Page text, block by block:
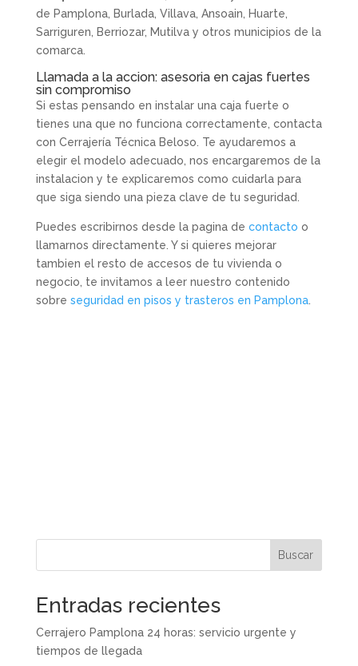
de Pamplona, Burlada, Villava, Ansoain, Huarte,
Sarriguren, Berriozar, Mutilva y otros municipios de la
comarca.
Llamada a la accion: asesoria en cajas fuertes
sin compromiso
Si estas pensando en instalar una caja fuerte o
tienes una que no funciona correctamente, contacta
con Cerrajería Técnica Beloso. Te ayudaremos a
elegir el modelo adecuado, nos encargaremos de la
instalacion y te explicaremos como cuidarla para
que siga siendo una pieza clave de tu seguridad.
Puedes escribirnos desde la pagina de contacto o
llamarnos directamente. Y si quieres mejorar
tambien el resto de accesos de tu vivienda o
negocio, te invitamos a leer nuestro contenido
sobre seguridad en pisos y trasteros en Pamplona.
Buscar
Entradas recientes
Cerrajero Pamplona 24 horas: servicio urgente y
tiempos de llegada